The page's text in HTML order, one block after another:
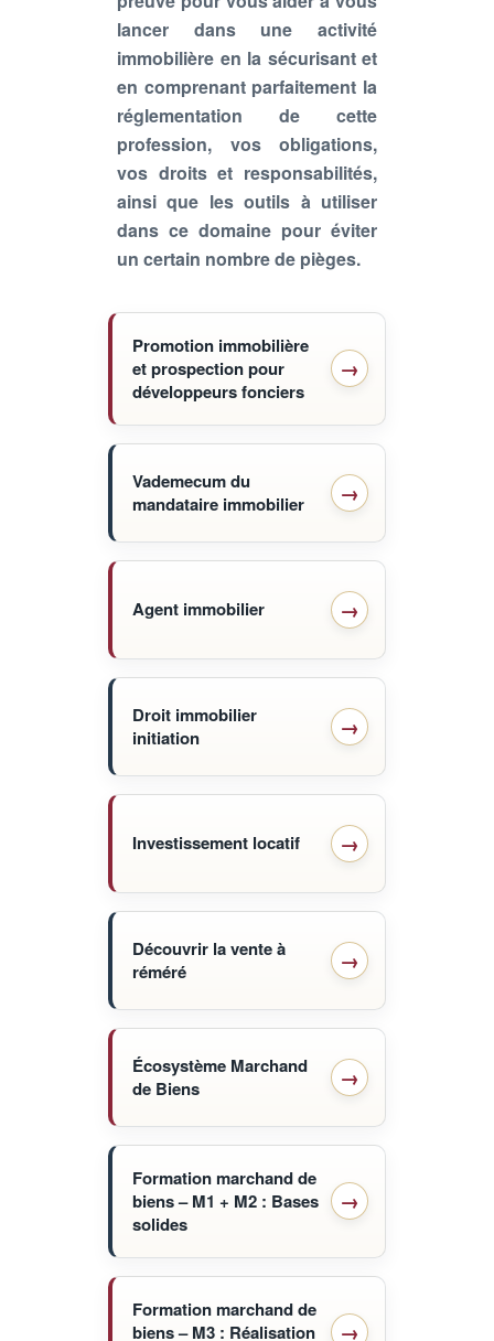
lancer dans une activité
immobilière en la sécurisant et
en comprenant parfaitement la
réglementation de cette
profession, vos obligations,
vos droits et responsabilités,
ainsi que les outils à utiliser
dans ce domaine pour éviter
un certain nombre de pièges.
Promotion immobilière
et prospection pour
développeurs fonciers
Vademecum du
mandataire immobilier
Agent immobilier
Droit immobilier
initiation
Investissement locatif
Découvrir la vente à
réméré
Écosystème Marchand
de Biens
Formation marchand de
biens – M1 + M2 : Bases
solides
Formation marchand de
biens – M3 : Réalisation